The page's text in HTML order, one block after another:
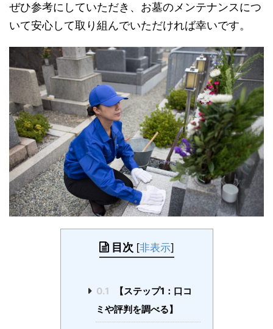
ぜひ参考にしていただき、お墓のメンテナンスにつ
いて安心して取り組んでいただければ幸いです。
目次 [非表示]
0.1
【ステップ1：口コ
ミや評判を調べる】